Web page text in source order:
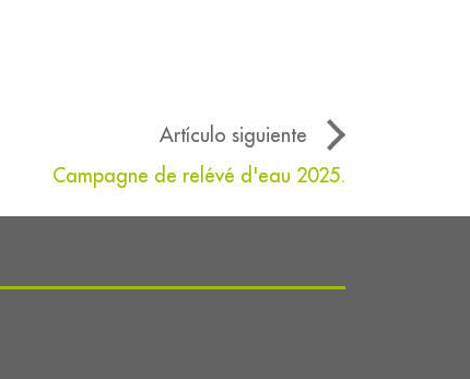
Artículo siguiente
Campagne de relévé d'eau 2025.